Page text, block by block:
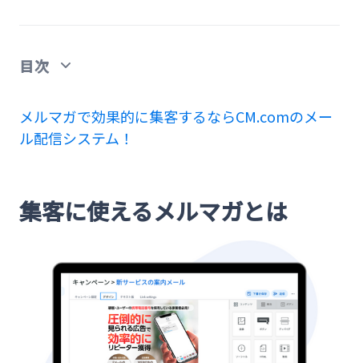
目次
集客に使えるメルマガとは
集客に繋がるメルマガ運用のポイント
プレビューテキストを設定する
配信：最適な配信頻度とスケジュールを見極める
検証：継続的に配信し、効果測定する
メルマガ集客の効果に悩んだら
メルマガで効果的に集客するならCM.comのメー
ル配信システム！
集客に使えるメルマガとは